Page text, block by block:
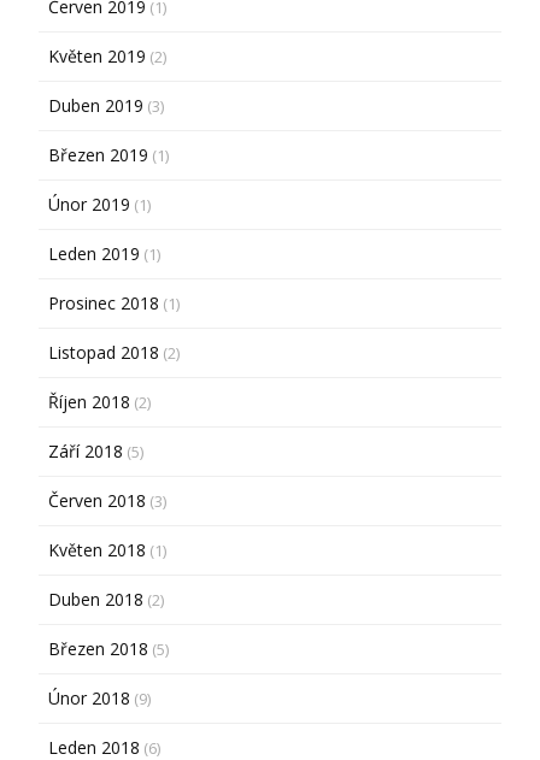
Červen 2019 (1)
Květen 2019 (2)
Duben 2019 (3)
Březen 2019 (1)
Únor 2019 (1)
Leden 2019 (1)
Prosinec 2018 (1)
Listopad 2018 (2)
Říjen 2018 (2)
Září 2018 (5)
Červen 2018 (3)
Květen 2018 (1)
Duben 2018 (2)
Březen 2018 (5)
Únor 2018 (9)
Leden 2018 (6)